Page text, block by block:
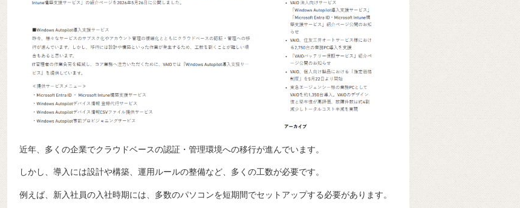
近年、多くの企業でクラウドベースの認証・管理環境への移行が進んでいます。
しかし、導入には設計や構築、運用ルールの整備など、多くの工数が必要です。
例えば、新入社員の入社時期には、多数のパソコンを短期間でセットアップする必要があります。